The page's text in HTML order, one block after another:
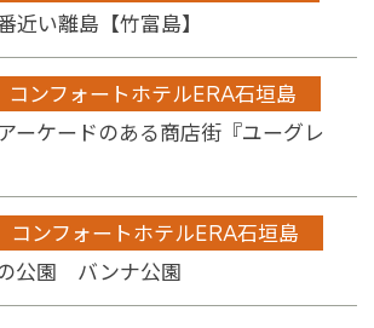
近い離島【竹富島】
コンフォートホテルERA石垣島
ーケードのある商店街『ユーグレ
コンフォートホテルERA石垣島
公園 バンナ公園